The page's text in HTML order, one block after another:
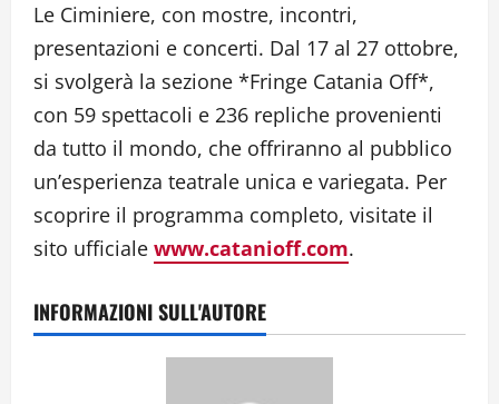
Le Ciminiere, con mostre, incontri,
presentazioni e concerti. Dal 17 al 27 ottobre,
si svolgerà la sezione *Fringe Catania Off*,
con 59 spettacoli e 236 repliche provenienti
da tutto il mondo, che offriranno al pubblico
un’esperienza teatrale unica e variegata. Per
scoprire il programma completo, visitate il
sito ufficiale www.catanioff.com.
INFORMAZIONI SULL'AUTORE